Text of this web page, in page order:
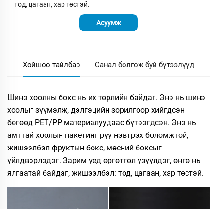
тод, цагаан, хар төстэй.
Асуумж
Хойшоо тайлбар Санал болгож буй бүтээлүүд
Шинэ хоолны бокс нь их төрлийн байдаг. Энэ нь шинэ
хоолыг зүүмэлж, дэлгэцийн зорилгоор хийгдсэн
бөгөөд PET/PP материалуудаас бүтээгдсэн. Энэ нь
амттай хоолын пакетинг рүү нэвтрэх боломжтой,
жишээлбэл фруктын бокс, мөсний боксыг
үйлдвэрлэдэг. Зарим үед өргөтгөл үзүүлдэг, өнгө нь
ялгаатай байдаг, жишээлбэл: тод, цагаан, хар төстэй.